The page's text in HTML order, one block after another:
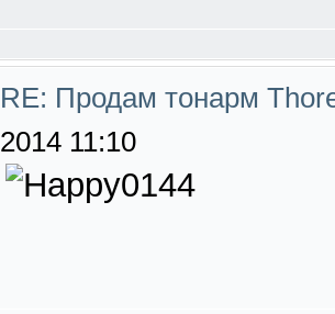
RE: Продам тонарм
2014 11:10